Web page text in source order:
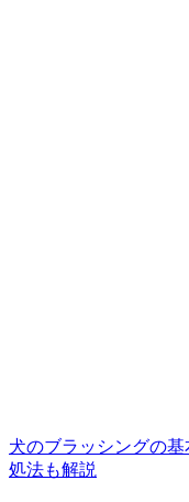
犬のブラッシングの
処法も解説